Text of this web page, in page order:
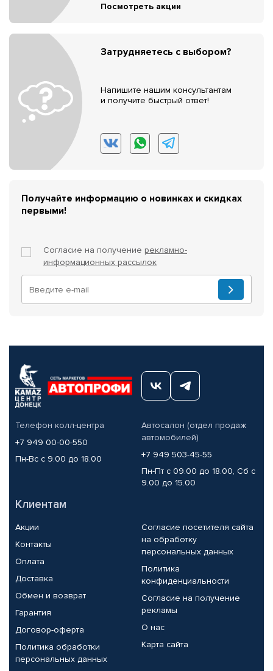
Посмотреть акции
Затрудняетесь с выбором?
Напишите нашим консультантам
и получите быстрый ответ!
Получайте информацию о новинках и скидках
первыми!
Согласие на получение рекламно-
информационных рассылок
Телефон колл-центра
+7 949 00-00-550
Пн-Вс с 9.00 до 18.00
Автосалон (отдел продаж
автомобилей)
+7 949 503-45-55
Пн-Пт с 09.00 до 18.00, Сб с
9.00 до 15.00
Клиентам
Акции
Контакты
Оплата
Доставка
Обмен и возврат
Гарантия
Договор-оферта
Политика обработки
персональных данных
Согласие посетителя сайта
на обработку
персональных данных
Политика
конфиденциальности
Согласие на получение
рекламы
О нас
Карта сайта